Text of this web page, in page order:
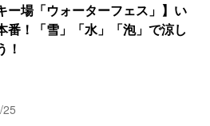
ー場「ウォーターフェス」】い
番！「雪」「水」「泡」で涼し
！